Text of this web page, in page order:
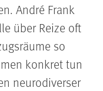
André Frank
über Reize oft
so
konkret tun
neurodiverser